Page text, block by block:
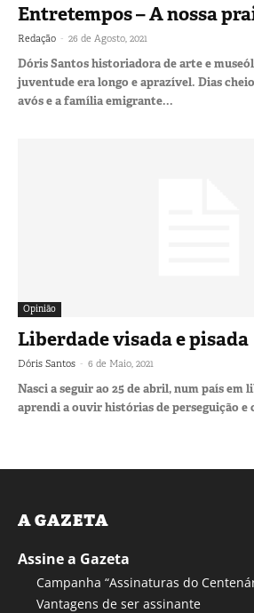
Entretempos – A nossa
Redação - 26 de Agosto, 2021
Dóris Santos historiadora de arte e
juventude era longo e aprazível. Dias
avós e a família emigrante...
Opinião
Liberdade visada e pisada
Dóris Santos - 6 de Maio, 2021
Nasci a seguir ao 25 de abril, num país em
aprendi a ouvir histórias de perseguição e
A GAZETA
Assine a Gazeta
Campanha “Assinaturas do
Vantagens de ser assinante